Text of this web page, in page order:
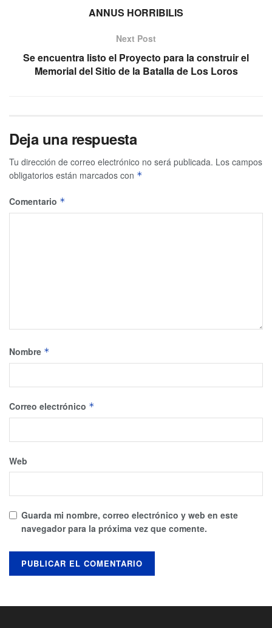
ANNUS HORRIBILIS
Next Post
Se encuentra listo el Proyecto para la construir el
Memorial del Sitio de la Batalla de Los Loros
Deja una respuesta
Tu dirección de correo electrónico no será publicada. Los campos
obligatorios están marcados con *
Comentario *
Nombre *
Correo electrónico *
Web
Guarda mi nombre, correo electrónico y web en este
navegador para la próxima vez que comente.